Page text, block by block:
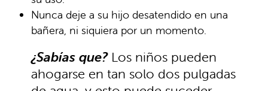
Nunca deje a su hijo desatendido en una
bañera, ni siquiera por un momento.
¿Sabías que?Los niños pueden
ahogarse en tan solo dos pulgadas